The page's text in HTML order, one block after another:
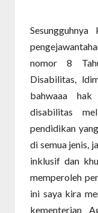
nomor 8
Disabilitas,
bahwaaa hak
disabilitas
pendidikan
di semua jenis,
inklusif dan
memperoleh
ini saya kira
kementerian